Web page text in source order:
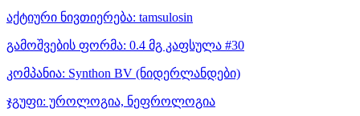
აქტიური ნივთიერება: tamsulosin
გამოშვების ფორმა: 0.4 მგ კაფსულა #30
კომპანია: Synthon BV (ნიდერლანდები)
ჯგუფი: უროლოგია, ნეფროლოგია